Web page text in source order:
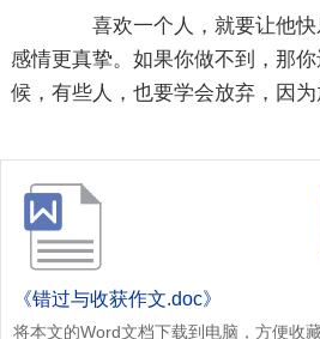
喜欢一个人，就要让他快
感情更真挚。如果你做不到，那
候，有些人，也要学会放弃，因为
《错过与收获作文.doc》
将本文的Word文档下载到电脑，方便收